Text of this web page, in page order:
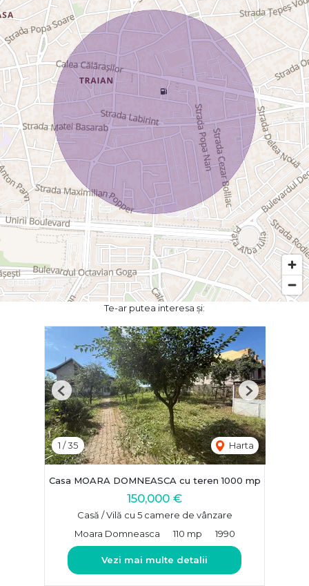
Te-ar putea interesa și:
1 /35 Harta
Previous Next
Casa MOARA DOMNEASCA cu teren 1000 mp
150,000 €
Casă / Vilă cu 5 camere de vânzare
Moara Domneasca
110 mp 1990
Vezi mai multe detalii